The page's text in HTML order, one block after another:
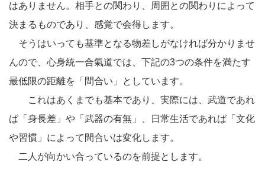
はありません。相手との関わり、周囲との関わりによって
決まるものであり、感覚で会得します。
そうはいっても基準となる物差しがなければ分かりませ
んので、心身統一合氣道では、下記の3つの条件を満たす
最低限の距離を「間合い」としています。
これはあくまでも基本であり、実際には、武道であれ
ば「身長差」や「武器の有無」、日常生活であれば「文化
や習慣」によって間合いは変化します。
二人が向かい合っているのを前提とします。